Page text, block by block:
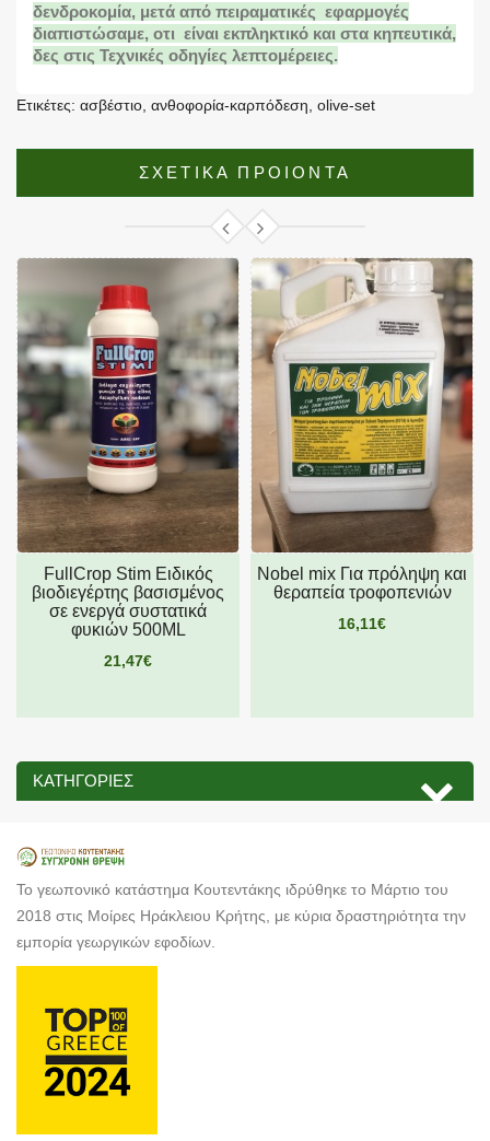
δενδροκομία, μετά από πειραματικές εφαρμογές
διαπιστώσαμε, οτι είναι εκπληκτικό και στα κηπευτικά,
δες στις Τεχνικές οδηγίες λεπτομέρειες.
Ετικέτες: ασβέστιο ανθοφορία-καρπόδεση olive-set
ΣΧΕΤΙΚΑ ΠΡΟΙΟΝΤΑ
FullCrop Stim Ειδικός
βιοδιεγέρτης βασισμένος
σε ενεργά συστατικά
φυκιών 500ML
21,47€
Nobel mix Για πρόληψη και
θεραπεία τροφοπενιών
16,11€
ΚΑΤΗΓΟΡΊΕΣ
Το γεωπονικό κατάστημα Κουτεντάκης ιδρύθηκε το Μάρτιο του
2018 στις Μοίρες Ηράκλειου Κρήτης, με κύρια δραστηριότητα την
εμπορία γεωργικών εφοδίων.